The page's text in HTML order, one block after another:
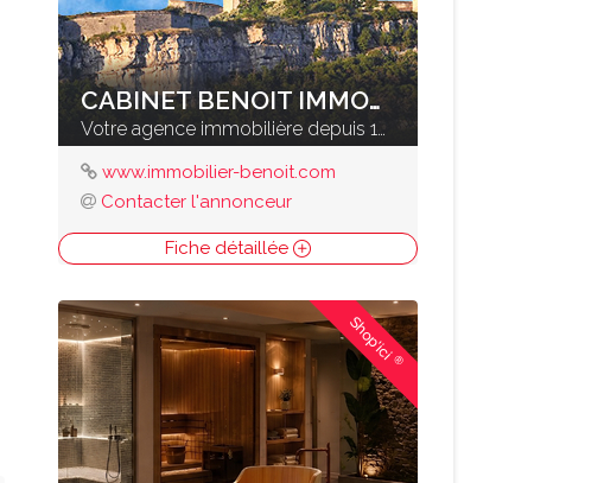
CABINET BENOIT IMMOBILIER
Votre agence immobilière depuis 1961
www.immobilier-benoit.com
Contacter l'annonceur
Fiche détaillée
Shop'ici®